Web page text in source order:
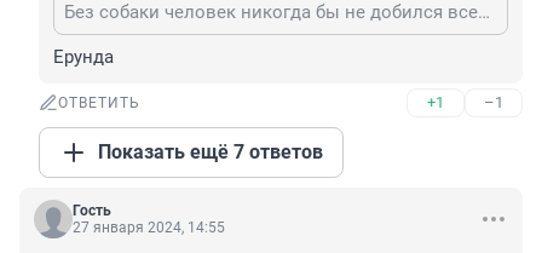
Без собаки человек никогда бы не добился всех тех благ, которые сейчас имеет. В самом начале своего развития был бы съеден и растерзан дикими животными, умер бы с голоду и замёрз на смерть. Как историк могу сказать, что своей эволюции и выживанию человечество во многом обязано псовым. Но в странах, где цивилизацией и не пахнет, люди в большинстве своем по сути хуже животных, ибо именно гуманное отношение к любой живой твари определяет уровень развития человека. Судя по комментариям, в нашем городе у большинства он стремится к нулю. Вопрос с бродячими животными решать нужно, но только разумно и гуманно. И не говорите, что вам больше людей жалко, человек, который жаждет расправы над животным, более чем способен к уничтожению себе подобных и лишь сдерживают свою звериную натуру.
Ерунда
ОТВЕТИТЬ +1 –1
Показать ещё 7 ответов
Гость
27 января 2024, 14:55